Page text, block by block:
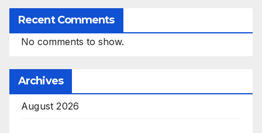
Recent Comments
No comments to show.
Archives
August 2026